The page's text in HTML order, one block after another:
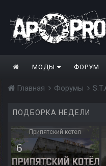
МОДЫ ФОРУМ
Главная Форумы
ПОДБОРКА НЕДЕЛИ
Припятский котел
6